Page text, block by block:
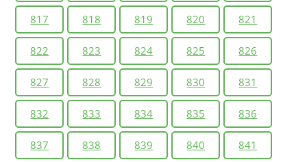
817 818 819 820 821
822 823 824 825 826
827 828 829 830 831
832 833 834 835 836
837 838 839 840 841